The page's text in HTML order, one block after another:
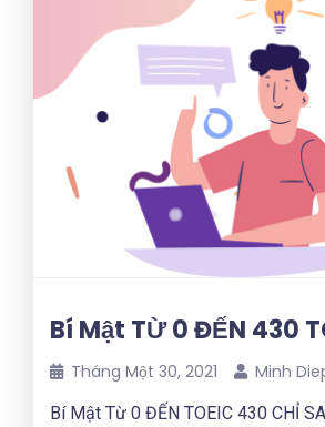
Bí Mật TỪ 0 ĐẾN 430
Tháng Một 30, 2021 Minh
Bí Mật Từ 0 ĐẾN TOEIC 430 CHỈ